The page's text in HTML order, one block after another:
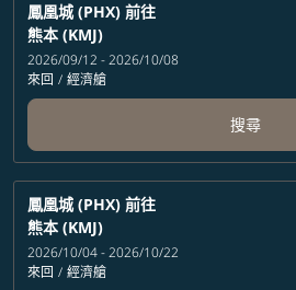
鳳凰城 (PHX) 前往
熊本 (KMJ)
2026/09/12 - 2026/10/08
來回 / 經濟艙
搜尋
鳳凰城 (PHX) 前往
熊本 (KMJ)
2026/10/04 - 2026/10/22
來回 / 經濟艙